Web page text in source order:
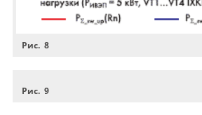
Рис. 8
Рис. 9